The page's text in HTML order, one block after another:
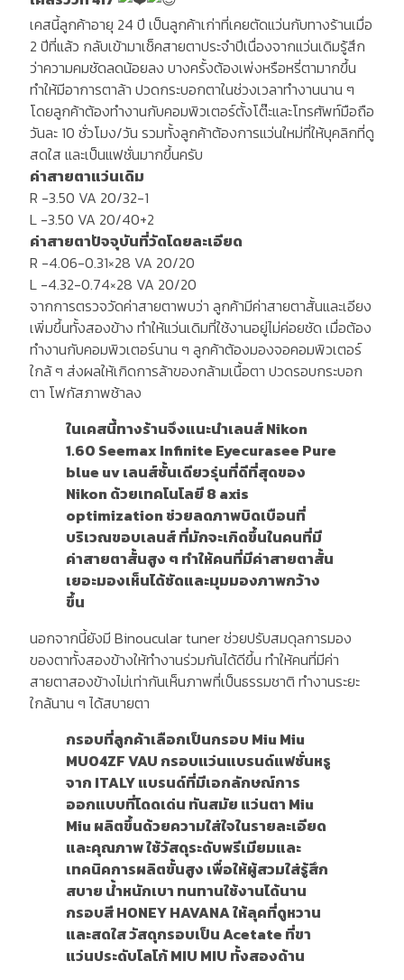
เคสนี้ลูกค้าอายุ 24 ปี เป็นลูกค้าเก่าที่เคยตัดแว่นกับทางร้านเมื่อ
2 ปีที่แล้ว กลับเข้ามาเช็คสายตาประจำปีเนื่องจากแว่นเดิมรู้สึก
ว่าความคมชัดลดน้อยลง บางครั้งต้องเพ่งหรือหรี่ตามากขึ้น
ทำให้มีอาการตาล้า ปวดกระบอกตาในช่วงเวลาทำงานนาน ๆ
โดยลูกค้าต้องทำงานกับคอมพิวเตอร์ตั้งโต๊ะและโทรศัพท์มือถือ
วันละ 10 ชั่วโมง/วัน รวมทั้งลูกค้าต้องการแว่นใหม่ที่ให้บุคลิกที่ดู
สดใส และเป็นแฟชั่นมากขึ้นครับ
ค่าสายตาแว่นเดิม
R -3.50 VA 20/32-1
L -3.50 VA 20/40+2
ค่าสายตาปัจจุบันที่วัดโดยละเอียด
R -4.06-0.31×28 VA 20/20
L -4.32-0.74×28 VA 20/20
จากการตรวจวัดค่าสายตาพบว่า ลูกค้ามีค่าสายตาสั้นและเอียง
เพิ่มขึ้นทั้งสองข้าง ทำให้แว่นเดิมที่ใช้งานอยู่ไม่ค่อยชัด เมื่อต้อง
ทำงานกับคอมพิวเตอร์นาน ๆ ลูกค้าต้องมองจอคอมพิวเตอร์
ใกล้ ๆ ส่งผลให้เกิดการล้าของกล้ามเนื้อตา ปวดรอบกระบอก
ตา โฟกัสภาพช้าลง
ในเคสนี้ทางร้านจึงแนะนำเลนส์ Nikon
1.60 Seemax Infinite Eyecurasee Pure
blue uv เลนส์ชั้นเดียวรุ่นที่ดีที่สุดของ
Nikon ด้วยเทคโนโลยี 8 axis
optimization ช่วยลดภาพบิดเบือนที่
บริเวณขอบเลนส์ ที่มักจะเกิดขึ้นในคนที่มี
ค่าสายตาสั้นสูง ๆ ทำให้คนที่มีค่าสายตาสั้น
เยอะมองเห็นได้ชัดและมุมมองภาพกว้าง
ขึ้น
นอกจากนี้ยังมี Binoucular tuner ช่วยปรับสมดุลการมอง
ของตาทั้งสองข้างให้ทำงานร่วมกันได้ดีขึ้น ทำให้คนที่มีค่า
สายตาสองข้างไม่เท่ากันเห็นภาพที่เป็นธรรมชาติ ทำงานระยะ
ใกล้นาน ๆ ได้สบายตา
กรอบที่ลูกค้าเลือกเป็นกรอบ Miu Miu
MU04ZF VAU กรอบแว่นแบรนด์แฟชั่นหรู
จาก ITALY แบรนด์ที่มีเอกลักษณ์การ
ออกแบบที่โดดเด่น ทันสมัย แว่นตา Miu
Miu ผลิตขึ้นด้วยความใส่ใจในรายละเอียด
และคุณภาพ ใช้วัสดุระดับพรีเมียมและ
เทคนิคการผลิตขั้นสูง เพื่อให้ผู้สวมใส่รู้สึก
สบาย น้ำหนักเบา ทนทานใช้งานได้นาน
กรอบสี HONEY HAVANA ให้ลุคที่ดูหวาน
และสดใส วัสดุกรอบเป็น Acetate ที่ขา
แว่นประดับโลโก้ MIU MIU ทั้งสองด้าน